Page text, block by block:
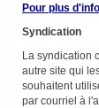
Pour plus
Syndication
La syndication
autre site qui
souhaitent
par courriel à